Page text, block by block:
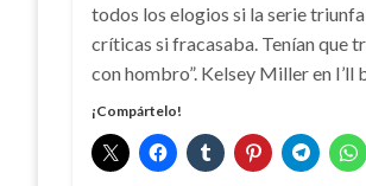
todos los elogios si la serie
críticas si fracasaba. Tenían que
con hombro”. Kelsey Miller en I’ll
¡Compártelo!